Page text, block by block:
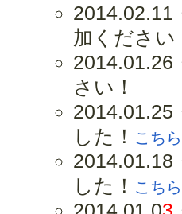
2014.02.11
加ください
2014.01.26
さい！
2014.01.25
した！ こちら
2014.01.18
した！ こちら